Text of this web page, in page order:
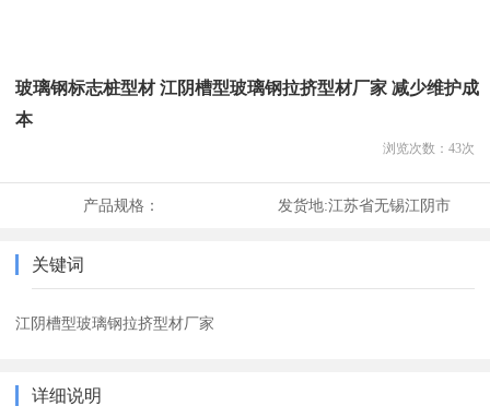
玻璃钢标志桩型材 江阴槽型玻璃钢拉挤型材厂家 减少维护成
本
浏览次数： 43次
产品规格： 发货地:江苏省无锡江阴市
关键词
江阴槽型玻璃钢拉挤型材厂家
详细说明